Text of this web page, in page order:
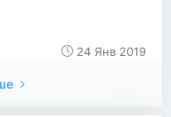
24 Янв 2019